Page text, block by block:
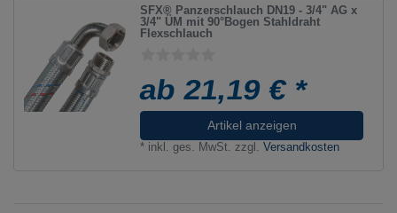
SFX® Panzerschlauch DN19 - 3/4" AG x
3/4" ÜM mit 90°Bogen Stahldraht
Flexschlauch
ab 21,19 € *
Artikel anzeigen
* inkl. ges. MwSt. zzgl.Versandkosten